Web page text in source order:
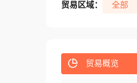
贸易区域： 全部
贸易概览